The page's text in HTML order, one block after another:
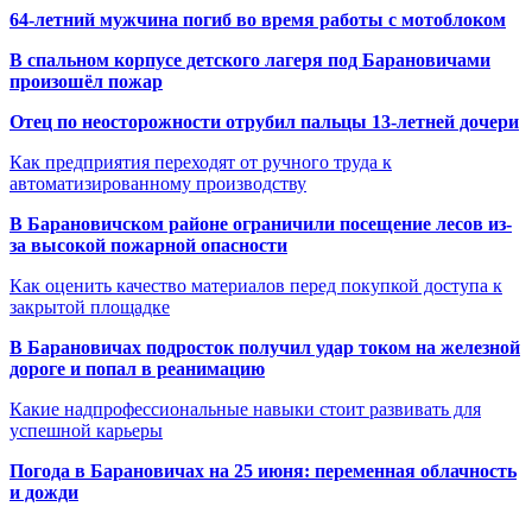
64-летний мужчина погиб во время работы с мотоблоком
В спальном корпусе детского лагеря под Барановичами
произошёл пожар
Отец по неосторожности отрубил пальцы 13-летней дочери
Как предприятия переходят от ручного труда к
автоматизированному производству
В Барановичском районе ограничили посещение лесов из-
за высокой пожарной опасности
Как оценить качество материалов перед покупкой доступа к
закрытой площадке
В Барановичах подросток получил удар током на железной
дороге и попал в реанимацию
Какие надпрофессиональные навыки стоит развивать для
успешной карьеры
Погода в Барановичах на 25 июня: переменная облачность
и дожди